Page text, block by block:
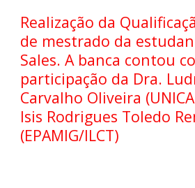
Realização da
de mestrado da
Sales. A banca contou
participação da Dra.
Carvalho Oliveira
Isis Rodrigues Toledo
(EPAMIG/ILCT)